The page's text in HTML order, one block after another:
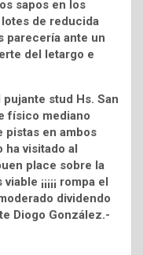
sapos en los
de reducida
parecería ante un
del letargo e
stud Hs. San
físico mediano
pistas en ambos
ha visitado al
place sobre la
¡¡¡¡¡ rompa el
dividendo
Diogo González.-